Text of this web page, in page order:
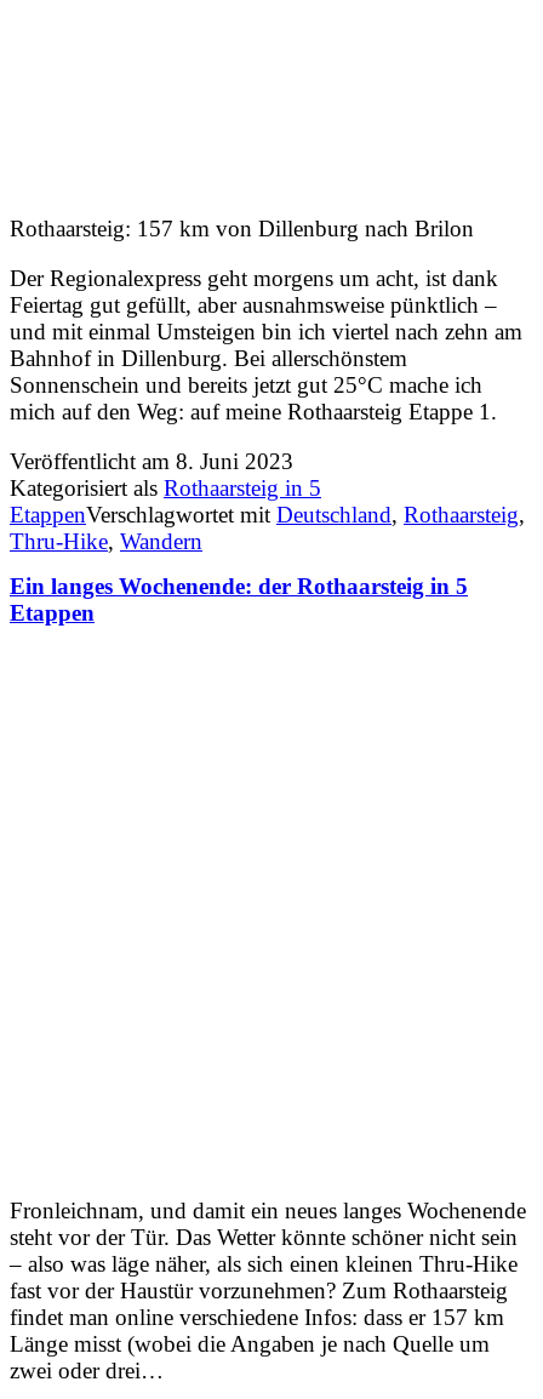
Rothaarsteig: 157 km von Dillenburg nach Brilon
Der Regionalexpress geht morgens um acht, ist dank
Feiertag gut gefüllt, aber ausnahmsweise pünktlich –
und mit einmal Umsteigen bin ich viertel nach zehn am
Bahnhof in Dillenburg. Bei allerschönstem
Sonnenschein und bereits jetzt gut 25°C mache ich
mich auf den Weg: auf meine Rothaarsteig Etappe 1.
Veröffentlicht am 8. Juni 2023
Kategorisiert als Rothaarsteig in 5
EtappenVerschlagwortet mit Deutschland, Rothaarsteig,
Thru-Hike, Wandern
Ein langes Wochenende: der Rothaarsteig in 5
Etappen
Fronleichnam, und damit ein neues langes Wochenende
steht vor der Tür. Das Wetter könnte schöner nicht sein
– also was läge näher, als sich einen kleinen Thru-Hike
fast vor der Haustür vorzunehmen? Zum Rothaarsteig
findet man online verschiedene Infos: dass er 157 km
Länge misst (wobei die Angaben je nach Quelle um
zwei oder drei…